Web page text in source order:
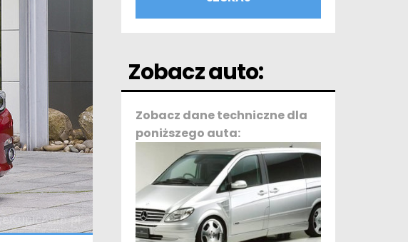
Zobacz auto:
Zobacz dane techniczne dla
poniższego auta: